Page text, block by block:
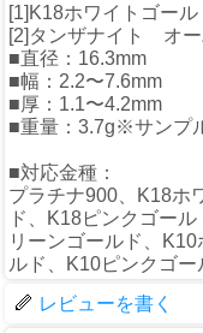
[1]K18ホワイトゴール
[2]タンザナイト オ
■直径：16.3mm
■幅：2.2〜7.6mm
■厚：1.1〜4.2mm
■重量：3.7g※サンプ
■対応金種：
プラチナ900、K18ホ
ド、K18ピンクゴー
リーンゴールド、
ルド、K10ピンクゴー
レビューを書く